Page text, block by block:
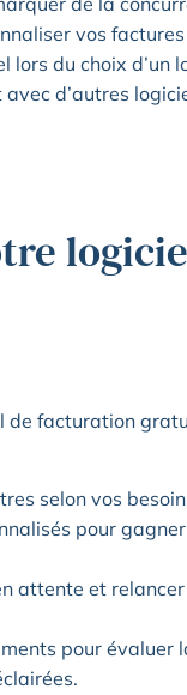
vos
lors du choix
d’autres
de facturation
selon vos
pour
attente et
pour évaluer